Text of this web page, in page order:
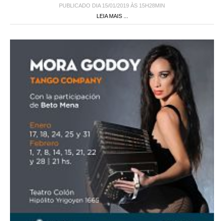
PUBLICADO DIA 15/01/2019 ÀS 15H28MIN
LEIA MAIS ...